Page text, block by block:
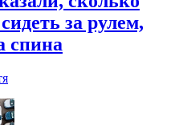
за рулем,
спина